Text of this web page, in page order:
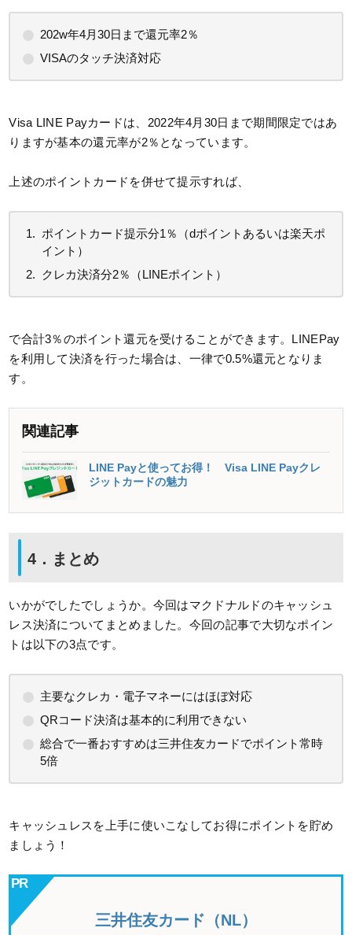
202w年4月30日まで還元率2％
VISAのタッチ決済対応
Visa LINE Payカードは、2022年4月30日まで期間限定ではあ
りますが基本の還元率が2％となっています。
上述のポイントカードを併せて提示すれば、
ポイントカード提示分1％（dポイントあるいは楽天ポ
イント）
クレカ決済分2％（LINEポイント）
で合計3％のポイント還元を受けることができます。LINEPay
を利用して決済を行った場合は、一律で0.5%還元となりま
す。
関連記事
LINE Payと使ってお得！ Visa LINE Payクレ
ジットカードの魅力
4．まとめ
いかがでしたでしょうか。今回はマクドナルドのキャッシュ
レス決済についてまとめました。今回の記事で大切なポイン
トは以下の3点です。
主要なクレカ・電子マネーにはほぼ対応
QRコード決済は基本的に利用できない
総合で一番おすすめは三井住友カードでポイント常時
5倍
キャッシュレスを上手に使いこなしてお得にポイントを貯め
ましょう！
三井住友カード（NL）